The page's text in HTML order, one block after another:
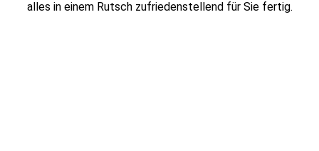
alles in einem Rutsch zufriedenstellend für Sie fertig.